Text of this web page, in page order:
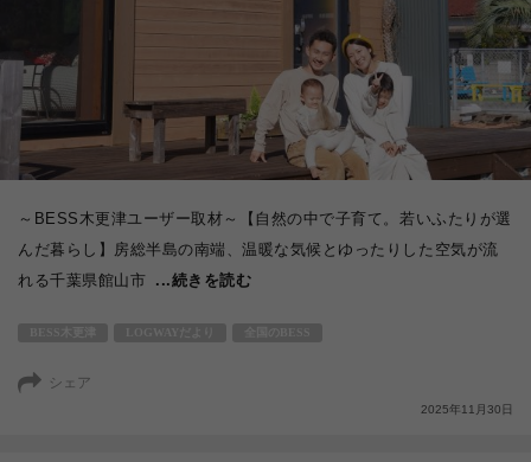
～BESS木更津ユーザー取材～【自然の中で子育て。若いふたりが選
んだ暮らし】房総半島の南端、温暖な気候とゆったりした空気が流
れる千葉県館山市 ...続きを読む
シェア
2025年11月30日